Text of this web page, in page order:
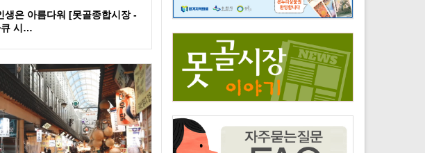
생은 아름다워 [못골종합시장 -
큐 시…